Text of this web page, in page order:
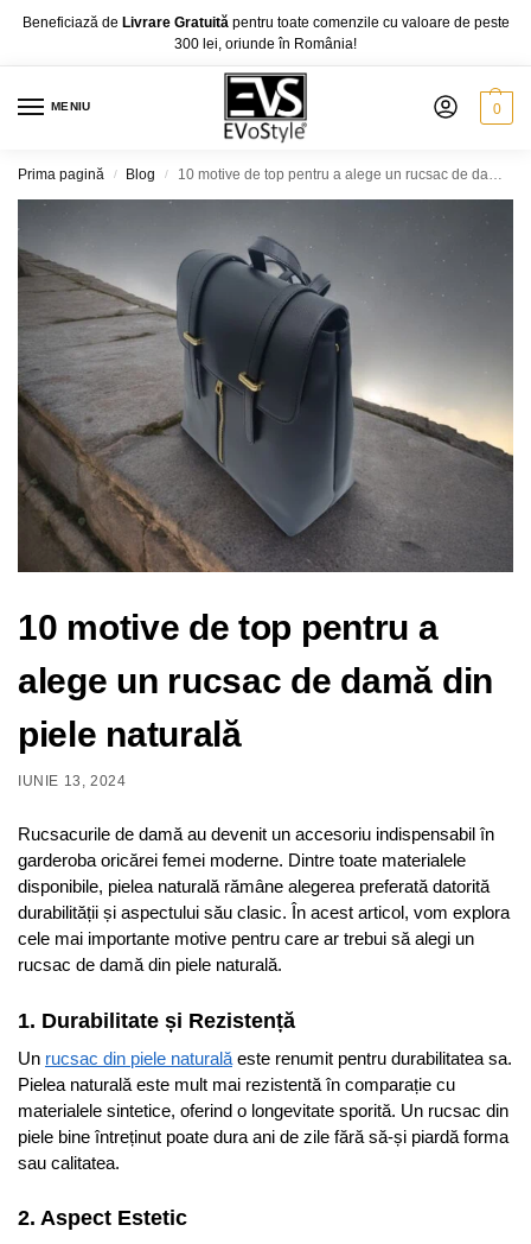
Beneficiază de Livrare Gratuită pentru toate comenzile cu valoare de peste
300 lei, oriunde în România!
MENIU 0
Prima pagină / Blog / 10 motive de top pentru a alege un rucsac de damă din piele naturală
10 motive de top pentru a
alege un rucsac de damă din
piele naturală
IUNIE 13, 2024
Rucsacurile de damă au devenit un accesoriu indispensabil în
garderoba oricărei femei moderne. Dintre toate materialele
disponibile, pielea naturală rămâne alegerea preferată datorită
durabilității și aspectului său clasic. În acest articol, vom explora
cele mai importante motive pentru care ar trebui să alegi un
rucsac de damă din piele naturală.
1. Durabilitate și Rezistență
Un rucsac din piele naturală este renumit pentru durabilitatea sa.
Pielea naturală este mult mai rezistentă în comparație cu
materialele sintetice, oferind o longevitate sporită. Un rucsac din
piele bine întreținut poate dura ani de zile fără să-și piardă forma
sau calitatea.
2. Aspect Estetic